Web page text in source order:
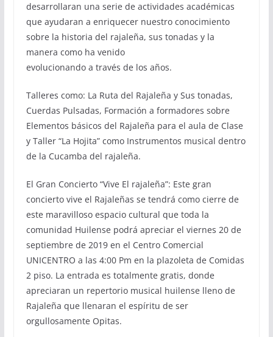
desarrollaran una serie de actividades académicas
que ayudaran a enriquecer nuestro conocimiento
sobre la historia del rajaleña, sus tonadas y la
manera como ha venido
evolucionando a través de los años.
Talleres como: La Ruta del Rajaleña y Sus tonadas,
Cuerdas Pulsadas, Formación a formadores sobre
Elementos básicos del Rajaleña para el aula de Clase
y Taller “La Hojita” como Instrumentos musical dentro
de la Cucamba del rajaleña.
El Gran Concierto “Vive El rajaleña”: Este gran
concierto vive el Rajaleñas se tendrá como cierre de
este maravilloso espacio cultural que toda la
comunidad Huilense podrá apreciar el viernes 20 de
septiembre de 2019 en el Centro Comercial
UNICENTRO a las 4:00 Pm en la plazoleta de Comidas
2 piso. La entrada es totalmente gratis, donde
apreciaran un repertorio musical huilense lleno de
Rajaleña que llenaran el espíritu de ser
orgullosamente Opitas.